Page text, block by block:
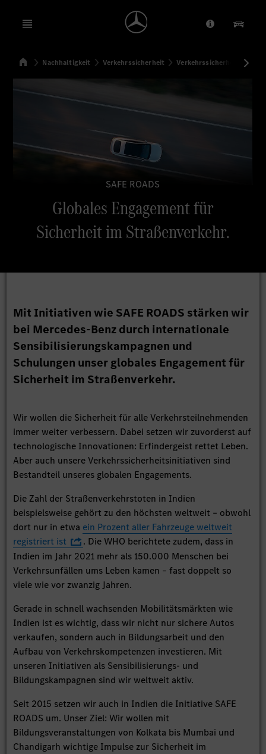
Open menu Anbieter/
SuchenStartseite
Nachhaltigkeit Verkehrssicherheit
SAFE ROADS
Globales Engagement für
Sicherheit im Straßenverkehr.
Mit Initiativen wie SAFE ROADS stärken wir
bei Mercedes-Benz durch internationale
Sensibilisierungskampagnen und
Schulungen unser globales Engagement für
Sicherheit im Straßenverkehr.
Wir wollen die Sicherheit für alle Verkehrsteilnehmenden
immer weiter verbessern. Dabei setzen wir zuvorderst auf
technologische Innovationen: Erfindergeist rettet Leben.
Aber auch unsere Verkehrssicherheitsinitiativen sind
Bestandteil unseres globalen Engagements.
Die Zahl der Straßenverkehrstoten in Indien
beispielsweise gehört zu den höchsten weltweit – obwohl
dort nur in etwa ein Prozent aller Fahrzeuge weltweit
registriert ist
. Die WHO berichtete zudem, dass in
Indien im Jahr 2021 mehr als 150.000 Menschen bei
Verkehrsunfällen ums Leben kamen – fast doppelt so
viele wie vor zwanzig Jahren.
Gerade in schnell wachsenden Mobilitätsmärkten wie
Indien ist es wichtig, dass wir nicht nur sichere Autos
verkaufen, sondern auch in Bildungsarbeit und den
Aufbau von Verkehrskompetenzen investieren. Mit
unseren Initiativen als Sensibilisierungs- und
Bildungskampagnen sind wir weltweit aktiv.
Seit 2015 setzen wir auch in Indien die Initiative SAFE
ROADS um. Unser Ziel: Wir wollen mit
Bildungsveranstaltungen von Kolkata bis Mumbai und
Chandigarh wichtige Impulse zur Sicherheit im